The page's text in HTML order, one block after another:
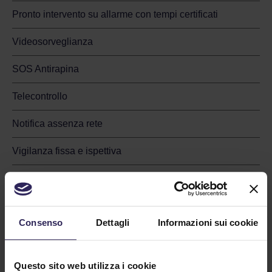
Consenso Dettagli Informazioni sui cookie
Questo sito web utilizza i cookie
autorizzata) e i cui Dati Personali sono oggetto
del trattamento.
Trattamento
Qualsiasi operazione o insieme di operazioni,
compiute con o senza l'ausilio di processi
insiemi di dati personali, come la raccolta, la
l'estrazione, la consultazione, l'uso, la
diffusione o qualsiasi altra forma di messa a
disposizione, il raffronto o l'interconnessione, la
limitazione, la cancellazione o la distruzione;
Titolare del Trattamento
La persona fisica o giuridica, l'autorità pubblica, il
Pronto intervento su allarme con tempi certificati
Videosorveglianza
SOS Antirapina
Telecontrollo
Notifica assenza rete
Vigilanza fissa e ispettiva
Radiolocalizzazione
Sicurezza informatica